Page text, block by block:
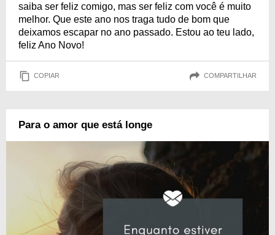
saiba ser feliz comigo, mas ser feliz com você é muito
melhor. Que este ano nos traga tudo de bom que
deixamos escapar no ano passado. Estou ao teu lado,
feliz Ano Novo!
COPIAR COMPARTILHAR
Para o amor que está longe